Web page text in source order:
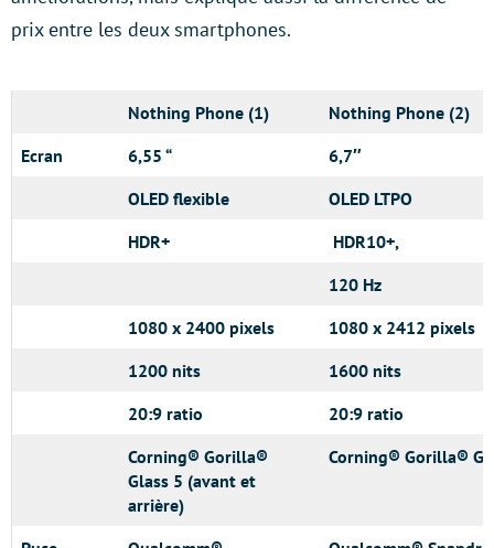
prix entre les deux smartphones.
Nothing Phone (1)
Nothing Phone (2)
Ecran
6,55 “
6,7″
OLED flexible
OLED LTPO
HDR+
HDR10+,
120 Hz
1080 x 2400 pixels
1080 x 2412 pixels
1200 nits
1600 nits
20:9 ratio
20:9 ratio
Corning® Gorilla®
Glass 5 (avant et
arrière)
Corning® Gorilla®